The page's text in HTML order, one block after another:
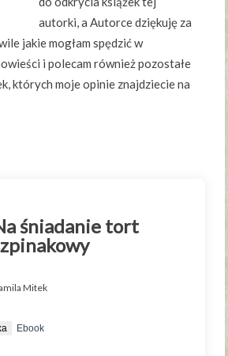
autorki, a Autorce dziękuję za
jakie mogłam spędzić w
i polecam również pozostałe
których moje opinie znajdziecie na